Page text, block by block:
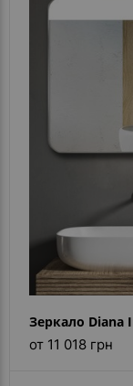
Зеркало Diana
от 11 018 грн